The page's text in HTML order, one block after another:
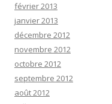
février 2013
janvier 2013
décembre 2012
novembre 2012
octobre 2012
septembre 2012
août 2012